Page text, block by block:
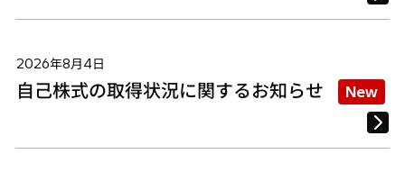
2026年8月4日
自己株式の取得状況に関するお知らせ New